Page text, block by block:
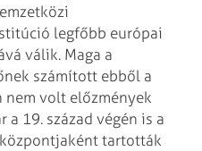
legfőbb európai
válik. Maga a
számított ebből a
nem volt előzmények
a 19. század végén is a
tartották